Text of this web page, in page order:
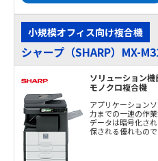
小規模オフィス向け複合機
シャープ（SHARP）MX-
ソリューション
モノクロ複合機
アプリケーション
力までの一連の作
データは暗号化さ
保される優れもので